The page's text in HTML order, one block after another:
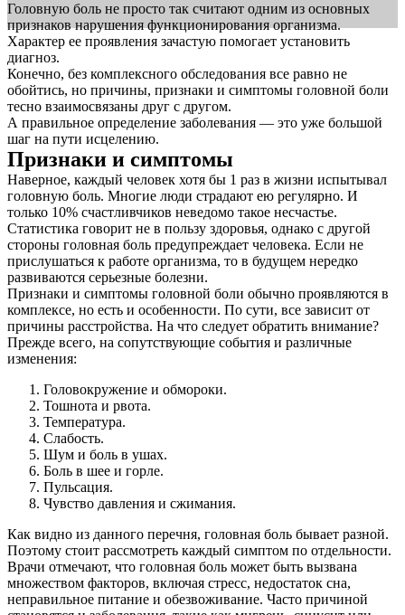
Головную боль не просто так считают одним из основных
признаков нарушения функционирования организма.
Характер ее проявления зачастую помогает установить
диагноз.
Конечно, без комплексного обследования все равно не
обойтись, но причины, признаки и симптомы головной боли
тесно взаимосвязаны друг с другом.
А правильное определение заболевания ― это уже большой
шаг на пути исцелению.
Признаки и симптомы
Наверное, каждый человек хотя бы 1 раз в жизни испытывал
головную боль. Многие люди страдают ею регулярно. И
только 10% счастливчиков неведомо такое несчастье.
Статистика говорит не в пользу здоровья, однако с другой
стороны головная боль предупреждает человека. Если не
прислушаться к работе организма, то в будущем нередко
развиваются серьезные болезни.
Признаки и симптомы головной боли обычно проявляются в
комплексе, но есть и особенности. По сути, все зависит от
причины расстройства. На что следует обратить внимание?
Прежде всего, на сопутствующие события и различные
изменения:
Головокружение и обмороки.
Тошнота и рвота.
Температура.
Слабость.
Шум и боль в ушах.
Боль в шее и горле.
Пульсация.
Чувство давления и сжимания.
Как видно из данного перечня, головная боль бывает разной.
Поэтому стоит рассмотреть каждый симптом по отдельности.
Врачи отмечают, что головная боль может быть вызвана
множеством факторов, включая стресс, недостаток сна,
неправильное питание и обезвоживание. Часто причиной